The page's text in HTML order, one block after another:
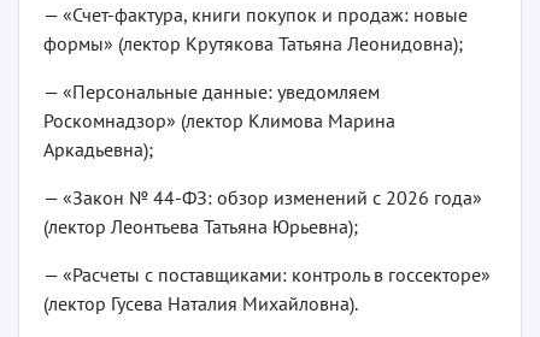
— «Счет-фактура, книги покупок и продаж: новые
формы» (лектор Крутякова Татьяна Леонидовна);
— «Персональные данные: уведомляем
Роскомнадзор» (лектор Климова Марина
Аркадьевна);
— «Закон № 44-ФЗ: обзор изменений с 2026 года»
(лектор Леонтьева Татьяна Юрьевна);
— «Расчеты с поставщиками: контроль в госсекторе»
(лектор Гусева Наталия Михайловна).